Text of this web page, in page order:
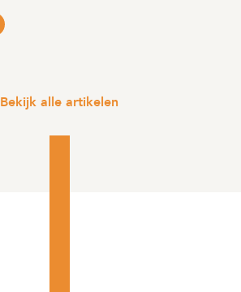
Bekijk alle artikelen